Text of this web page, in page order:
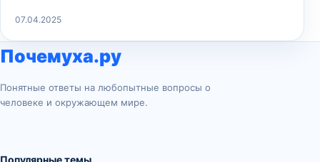
07.04.2025
Почемуха.ру
Понятные ответы на любопытные вопросы о
человеке и окружающем мире.
Популярные темы